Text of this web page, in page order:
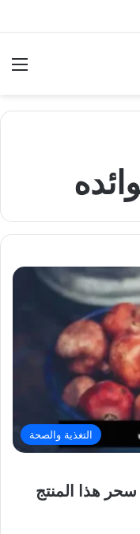
التغذية والصحة
هذا المنتج